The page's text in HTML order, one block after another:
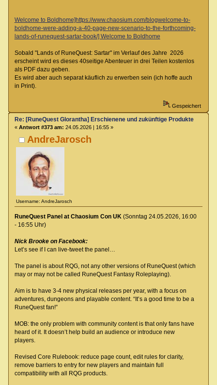
Welcome to Boldhome]https://www.chaosium.com/blogwelcome-to-
boldhome-were-adding-a-40-page-new-scenario-to-the-forthcoming-
lands-of-runequest-sartar-book/] Welcome to Boldhome
Sobald "Lands of RuneQuest: Sartar" im Verlauf des Jahre 2026
erscheint wird es dieses 40seitige Abenteuer in drei Teilen kostenlos
als PDF dazu geben.
Es wird aber auch separat käuflich zu erwerben sein (ich hoffe auch
in Print).
Gespeichert
AndreJarosch
Username: AndreJarosch
Re: [RuneQuest Glorantha] Erschienene und zukünftige Produkte
« Antwort #373 am: 24.05.2026 | 16:55 »
RuneQuest Panel at Chaosium Con UK(Sonntag 24.05.2026, 16:00
- 16:55 Uhr)
Nick Brooke on Facebook:
Let’s see if I can live-tweet the panel…
The panel is about RQG, not any other versions of RuneQuest (which
may or may not be called RuneQuest Fantasy Roleplaying).
Aim is to have 3-4 new physical releases per year, with a focus on
adventures, dungeons and playable content. “It’s a good time to be a
RuneQuest fan!”
MOB: the only problem with community content is that only fans have
heard of it. It doesn’t help build an audience or introduce new
players.
Revised Core Rulebook: reduce page count, edit rules for clarity,
remove barriers to entry for new players and maintain full
compatibility with all RQG products.